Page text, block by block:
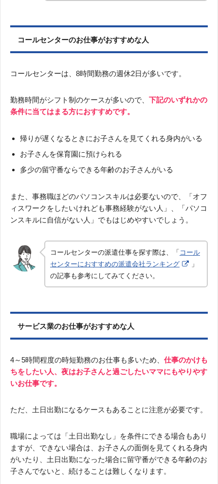
コールセンターのお仕事がおすすめな人
コールセンターは、8時間勤務の週休2日が多いです。
勤務時間がシフト制のケースが多いので、 下記のいずれかの
条件に当てはまる方におすすめです。
帰りが遅くなるときにお子さんを見てくれる身内がいる
お子さんを保育園に預けられる
多少の留守番ならできる年齢のお子さんがいる
また、事務職ほどのパソコンスキルは必要ないので、「オフ
ィスワークをしたいけれども事務経験がない人」、「パソコ
ンスキルに自信がない人」でもはじめやすいでしょう。
コールセンターの派遣仕事を探す際は、「 コール
センターにおすすめの派遣会社ランキング
」
の記事も参考にしてみてください。
サービス業のお仕事がおすすめな人
4～5時間程度の時短勤務のお仕事も多いため、 仕事のかけも
ちをしたい人、夜はお子さんと過ごしたいママにもやりやす
いお仕事です。
ただ、土日出勤になるケースもあることに注意が必要です。
職場によっては「土日出勤なし」を条件にできる場合もあり
ますが、できない場合は、お子さんの面倒を見てくれる身内
がいたり、土日出勤になった場合に留守番ができる年齢のお
子さんでないと、続けることは難しくなります。